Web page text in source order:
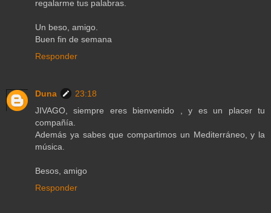
regalarme tus palabras.
Un beso, amigo.
Buen fin de semana
Responder
Duna
23:18
JIVAGO, siempre eres bienvenido , y es un placer tu
compañía.
Además ya sabes que compartimos un Mediterráneo, y la
música.
Besos, amigo
Responder